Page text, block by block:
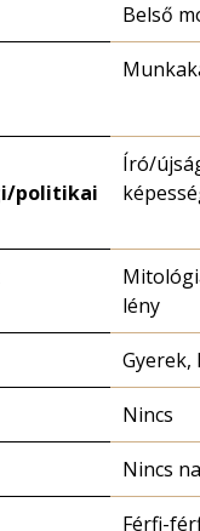
Belső
politikai
Író/
lény
Gyerek,
Nincs
Nincs
Férfi-